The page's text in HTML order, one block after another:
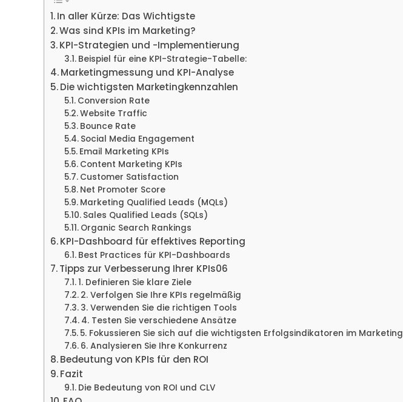
In aller Kürze: Das Wichtigste
Was sind KPIs im Marketing?
KPI-Strategien und -Implementierung
Beispiel für eine KPI-Strategie-Tabelle:
Marketingmessung und KPI-Analyse
Die wichtigsten Marketingkennzahlen
Conversion Rate
Website Traffic
Bounce Rate
Social Media Engagement
Email Marketing KPIs
Content Marketing KPIs
Customer Satisfaction
Net Promoter Score
Marketing Qualified Leads (MQLs)
Sales Qualified Leads (SQLs)
Organic Search Rankings
KPI-Dashboard für effektives Reporting
Best Practices für KPI-Dashboards
Tipps zur Verbesserung Ihrer KPIs06
1. Definieren Sie klare Ziele
2. Verfolgen Sie Ihre KPIs regelmäßig
3. Verwenden Sie die richtigen Tools
4. Testen Sie verschiedene Ansätze
5. Fokussieren Sie sich auf die wichtigsten Erfolgsindikatoren im Marketing
6. Analysieren Sie Ihre Konkurrenz
Bedeutung von KPIs für den ROI
Fazit
Die Bedeutung von ROI und CLV